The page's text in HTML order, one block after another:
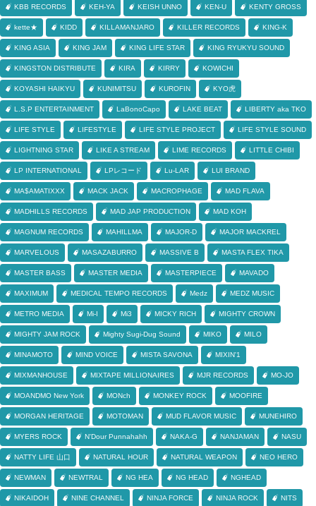
KBB RECORDS KEH-YA KEISH UNNO KEN-U KENTY GROSS
kette★ KIDD KILLAMANJARO KILLER RECORDS KING-K
KING ASIA KING JAM KING LIFE STAR KING RYUKYU SOUND
KINGSTON DISTRIBUTE KIRA KIRRY KOWICHI
KOYASHI HAIKYU KUNIMITSU KUROFIN KYO虎
L.S.P ENTERTAINMENT LaBonoCapo LAKE BEAT LIBERTY aka TKO
LIFE STYLE LIFESTYLE LIFE STYLE PROJECT LIFE STYLE SOUND
LIGHTNING STAR LIKE A STREAM LIME RECORDS LITTLE CHIBI
LP INTERNATIONAL LPレコード Lu-LAR LUI BRAND
MA$AMATIXXX MACK JACK MACROPHAGE MAD FLAVA
MADHILLS RECORDS MAD JAP PRODUCTION MAD KOH
MAGNUM RECORDS MAHILLMA MAJOR-D MAJOR MACKREL
MARVELOUS MASAZABURRO MASSIVE B MASTA FLEX TIKA
MASTER BASS MASTER MEDIA MASTERPIECE MAVADO
MAXIMUM MEDICAL TEMPO RECORDS Medz MEDZ MUSIC
METRO MEDIA Mi-I Mi3 MICKY RICH MIGHTY CROWN
MIGHTY JAM ROCK Mighty Sugi-Dug Sound MIKO MILO
MINAMOTO MIND VOICE MISTA SAVONA MIXIN'1
MIXMANHOUSE MIXTAPE MILLIONAIRES MJR RECORDS MO-JO
MOANDMO New York MONch MONKEY ROCK MOOFIRE
MORGAN HERITAGE MOTOMAN MUD FLAVOR MUSIC MUNEHIRO
MYERS ROCK N'Dour Punnahahh NAKA-G NANJAMAN NASU
NATTY LIFE 山口 NATURAL HOUR NATURAL WEAPON NEO HERO
NEWMAN NEWTRAL NG HEA NG HEAD NGHEAD
NIKAIDOH NINE CHANNEL NINJA FORCE NINJA ROCK NITS